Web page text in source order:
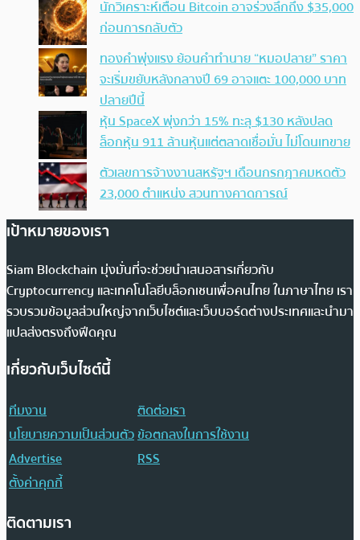
นักวิเคราะห์เตือน Bitcoin อาจร่วงลึกถึง $35,000
ก่อนการกลับตัว
ทองคำพุ่งแรง ย้อนคำทำนาย “หมอปลาย” ราคา
จะเริ่มขยับหลังกลางปี 69 อาจแตะ 100,000 บาท
ปลายปีนี้
หุ้น SpaceX พุ่งกว่า 15% ทะลุ $130 หลังปลด
ล็อกหุ้น 911 ล้านหุ้นแต่ตลาดเชื่อมั่น ไม่โดนเทขาย
ตัวเลขการจ้างงานสหรัฐฯ เดือนกรกฎาคมหดตัว
23,000 ตำแหน่ง สวนทางคาดการณ์
เป้าหมายของเรา
Siam Blockchain มุ่งมั่นที่จะช่วยนำเสนอสารเกี่ยวกับ
Cryptocurrency และเทคโนโลยีบล็อกเชนเพื่อคนไทย ในภาษาไทย เรา
รวบรวมข้อมูลส่วนใหญ่จากเว็บไซต์และเว็บบอร์ดต่างประเทศและนำมา
แปลส่งตรงถึงฟีดคุณ
เกี่ยวกับเว็บไซต์นี้
ทีมงาน
ติดต่อเรา
นโยบายความเป็นส่วนตัวข้อตกลงในการใช้งาน
Advertise
RSS
ตั้งค่าคุกกี้
ติดตามเรา